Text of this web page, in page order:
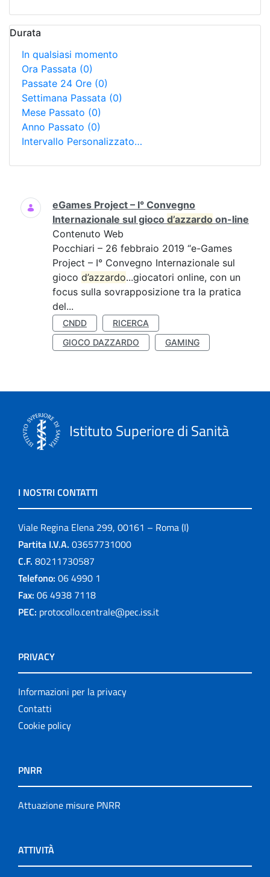
Durata
In qualsiasi momento
Ora Passata (0)
Passate 24 Ore (0)
Settimana Passata (0)
Mese Passato (0)
Anno Passato (0)
Intervallo Personalizzato…
Ricerca
eGames Project – I° Convegno
Internazionale sul gioco d’azzardo on-line
Contenuto Web
Pocchiari – 26 febbraio 2019 “e-Games
Project – I° Convegno Internazionale sul
gioco d’azzardo...giocatori online, con un
focus sulla sovrapposizione tra la pratica
del...
CNDD
RICERCA
GIOCO DAZZARDO
GAMING
Istituto Superiore di Sanità
I NOSTRI CONTATTI
Viale Regina Elena 299, 00161 – Roma (I)
Partita I.V.A. 03657731000
C.F. 80211730587
Telefono: 06 4990 1
Fax: 06 4938 7118
PEC: protocollo.centrale@pec.iss.it
PRIVACY
Informazioni per la privacy
Contatti
Cookie policy
PNRR
Attuazione misure PNRR
ATTIVITÀ